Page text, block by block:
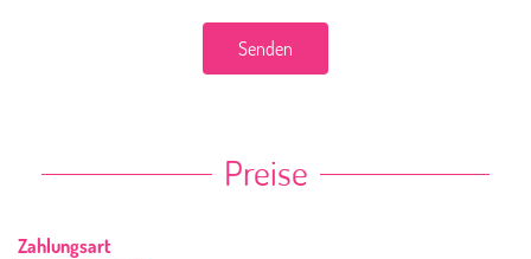
Senden
Preise
Zahlungsart